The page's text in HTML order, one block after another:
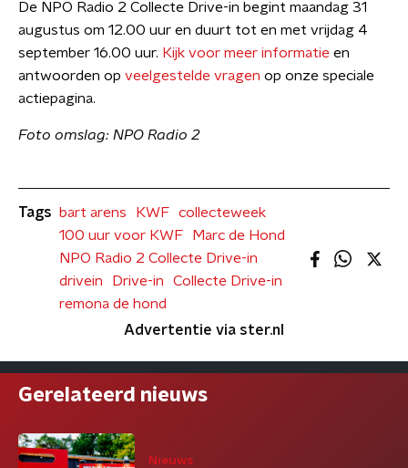
De NPO Radio 2 Collecte Drive-in begint maandag 31
augustus om 12.00 uur en duurt tot en met vrijdag 4
september 16.00 uur. Kijk voor meer informatie en
antwoorden op veelgestelde vragen op onze speciale
actiepagina.
Foto omslag: NPO Radio 2
Tags bart arens KWF
collecteweek
100 uur voor KWF
Marc de Hond
NPO Radio 2 Collecte Drive-in
drivein
Drive-in
Collecte Drive-in
remona de hond
Advertentie via ster.nl
Gerelateerd nieuws
Nieuws